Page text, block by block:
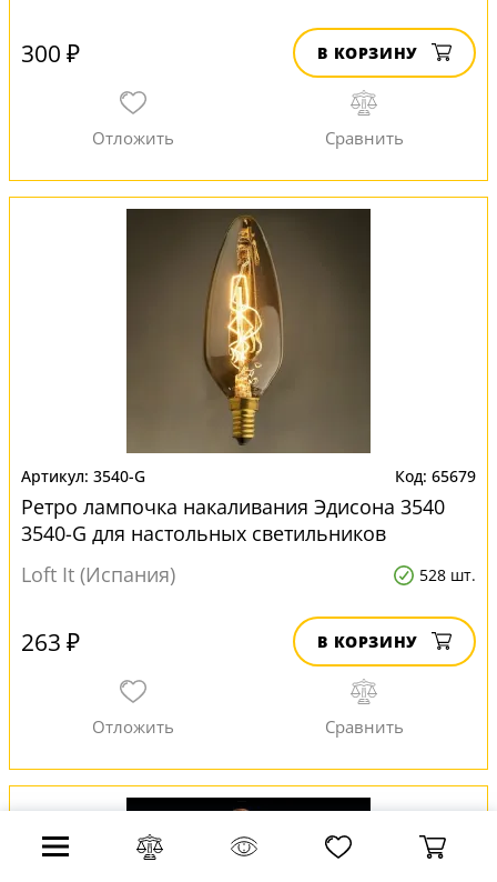
300 ₽ В КОРЗИНУ
3540-G 65679
Ретро лампочка накаливания Эдисона 3540
3540-G для настольных светильников
Loft It (Испания)
528 шт.
263 ₽ В КОРЗИНУ